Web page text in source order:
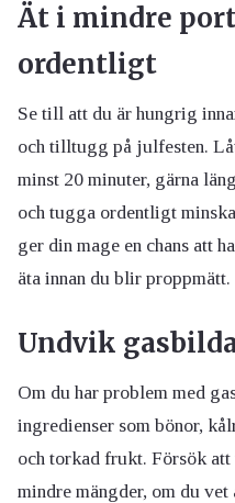
Ät i mindre
ordentligt
Se till att du är hungrig
och tilltugg på julfesten.
minst 20 minuter, gärna
och tugga ordentligt
ger din mage en chans att
äta innan du blir proppmätt.
Undvik
Om du har problem med
ingredienser som bönor,
och torkad frukt. Försök
mindre mängder, om du